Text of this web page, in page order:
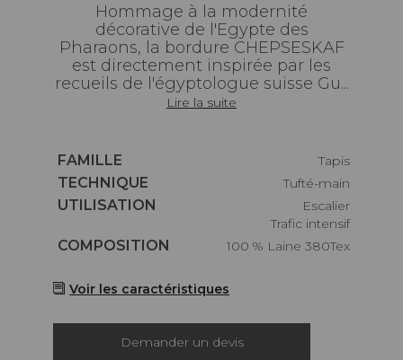
Hommage à la modernité
décorative de l'Egypte des
Pharaons, la bordure CHEPSESKAF
est directement inspirée par les
recueils de l'égyptologue suisse Gu...
Lire la suite
Caractéristiques
FAMILLE
Tapis
Caractéristiques
TECHNIQUE
Tufté-main
Caractéristiques
UTILISATION
Escalier
Trafic intensif
Caractéristiques
COMPOSITION 100 % Laine 380Tex
Voir les caractéristiques
Demander un devis